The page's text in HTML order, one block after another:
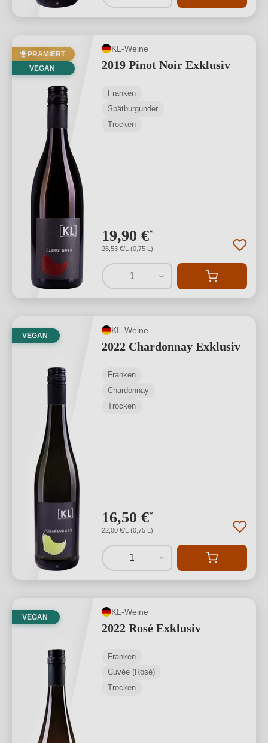
PRÄMIERT
VEGAN
KL-Weine
2019 Pinot Noir Exklusiv
Franken
Spätburgunder
Trocken
19,90 €*
26,53 €/L (0,75 L)
1
VEGAN
KL-Weine
2022 Chardonnay Exklusiv
Franken
Chardonnay
Trocken
16,50 €*
22,00 €/L (0,75 L)
1
VEGAN
KL-Weine
2022 Rosé Exklusiv
Franken
Cuvée (Rosé)
Trocken